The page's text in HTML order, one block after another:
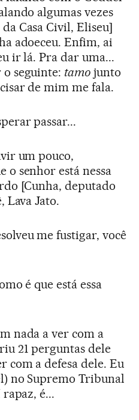
algumas vezes
Casa Civil, Eliseu]
adoeceu. Enfim, ai
ir lá. Pra dar uma...
seguinte: tamo junto
de mim me fala.
passar...
um pouco,
o senhor está nessa
[Cunha, deputado
Lava Jato.
me fustigar, você
é que está essa
nada a ver com a
21 perguntas dele
com a defesa dele. Eu
no Supremo Tribunal
é...